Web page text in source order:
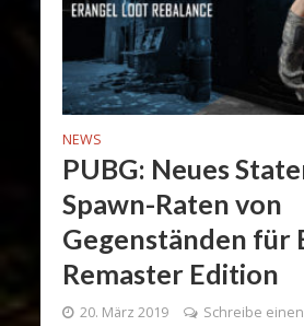
NEWS
PUBG: Neues
Spawn-Raten von
Gegenständen für
Remaster Edition
20. März 2019 Schreibe